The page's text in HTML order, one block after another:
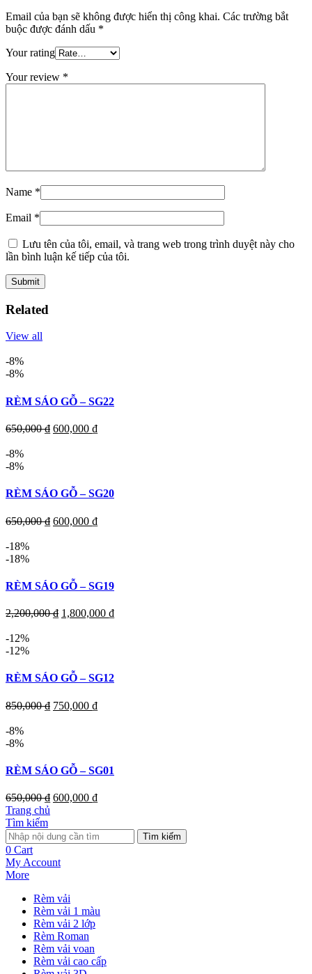
Email của bạn sẽ không được hiển thị công khai. Các trường bắt
buộc được đánh dấu *
Your rating
Your review *
Name *
Email *
Lưu tên của tôi, email, và trang web trong trình duyệt này cho
lần bình luận kế tiếp của tôi.
Related
View all
-8%
-8%
RÈM SÁO GỖ – SG22
650,000₫ 600,000 ₫
-8%
-8%
RÈM SÁO GỖ – SG20
650,000₫ 600,000 ₫
-18%
-18%
RÈM SÁO GỖ – SG19
2,200,000₫ 1,800,000 ₫
-12%
-12%
RÈM SÁO GỖ – SG12
850,000₫ 750,000 ₫
-8%
-8%
RÈM SÁO GỖ – SG01
650,000₫ 600,000 ₫
Trang chủ
Tìm kiếm
Tìm kiếm
0 Cart
My Account
More
Rèm vải
Rèm vải 1 màu
Rèm vải 2 lớp
Rèm Roman
Rèm vải voan
Rèm vải cao cấp